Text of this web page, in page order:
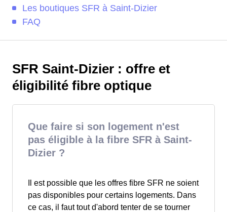
Les boutiques SFR à Saint-Dizier
FAQ
SFR Saint-Dizier : offre et
éligibilité fibre optique
Que faire si son logement n'est
pas éligible à la fibre SFR à Saint-
Dizier ?
Il est possible que les offres fibre SFR ne soient
pas disponibles pour certains logements. Dans
ce cas, il faut tout d'abord tenter de se tourner